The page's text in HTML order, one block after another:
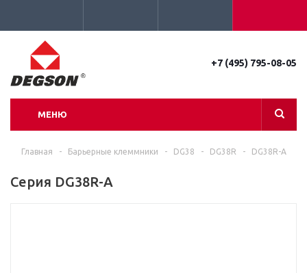
+7 (495) 795-08-05
МЕНЮ
Главная - Барьерные клеммники - DG38 - DG38R - DG38R-A
Серия DG38R-A